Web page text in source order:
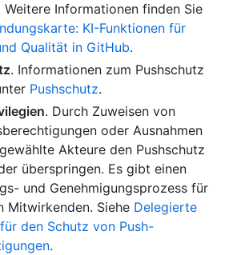
Weitere Informationen finden Sie
KI-Funktionen für
Qualität in GitHub.
. Informationen zum Pushschutz
Pushschutz.
. Durch Zuweisen von
oder Ausnahmen
Akteure den Pushschutz
überspringen. Es gibt einen
und Genehmigungsprozess für
Mitwirkenden. Siehe Delegierte
den Schutz von Push-
.